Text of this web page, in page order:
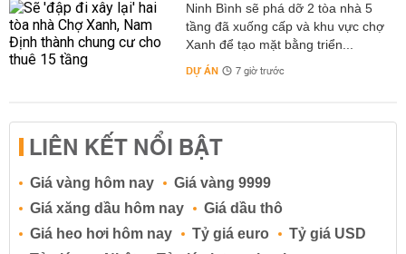
Ninh Bình sẽ phá dỡ 2 tòa nhà 5
tầng đã xuống cấp và khu vực chợ
Xanh để tạo mặt bằng triển...
DỰ ÁN 7 giờ trước
LIÊN KẾT NỔI BẬT
Giá vàng hôm nay
Giá vàng 9999
Giá xăng dầu hôm nay
Giá dầu thô
Giá heo hơi hôm nay
Tỷ giá euro
Tỷ giá USD